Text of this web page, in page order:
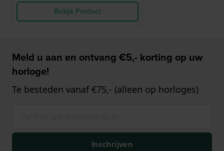
Bekijk Product
Meld u aan en ontvang €5,- korting op uw
horloge!
Te besteden vanaf €75,- (alleen op horloges)
Inschrijven